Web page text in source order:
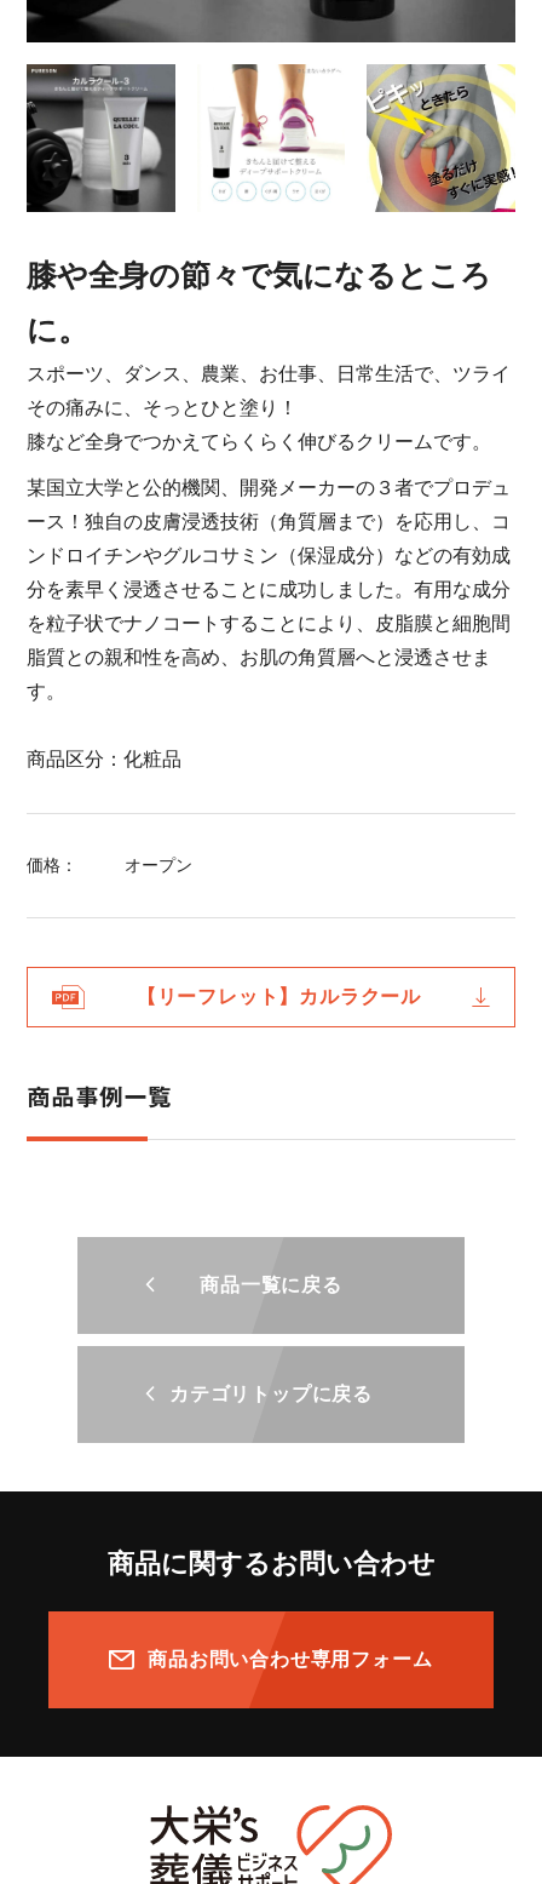
膝や全身の節々で気になるところ
に。
スポーツ、ダンス、農業、お仕事、日常生活で、ツライ
その痛みに、そっとひと塗り！
膝など全身でつかえてらくらく伸びるクリームです。
某国立大学と公的機関、開発メーカーの３者でプロデュ
ース！独自の皮膚浸透技術（角質層まで）を応用し、コ
ンドロイチンやグルコサミン（保湿成分）などの有効成
分を素早く浸透させることに成功しました。有用な成分
を粒子状でナノコートすることにより、皮脂膜と細胞間
脂質との親和性を高め、お肌の角質層へと浸透させま
す。
商品区分：化粧品
価格： オープン
【リーフレット】カルラクール
商品事例一覧
商品一覧に戻る
カテゴリトップに戻る
商品に関するお問い合わせ
商品お問い合わせ専用フォーム